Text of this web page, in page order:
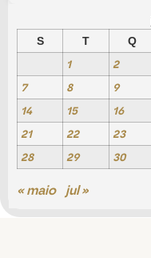
S
T Q
1 2
7 8 9
14 15 16
21 22 23
28 29 30
« maio jul »